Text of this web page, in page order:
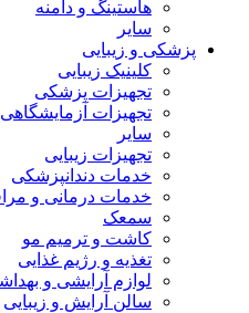
هاستینگ و دامنه
سایر
پزشکی و زیبایی
کلینیک زیبایی
تجهیزات پزشکی
تجهیزات آزمایشگاهی
سایر
تجهیزات زیبایی
خدمات دندانپزشکی
خدمات درمانی و
سمعک
کاشت و ترمیم مو
تغذیه و رژیم غذایی
لوازم آرایشی و
سالن آرایش و زیبایی